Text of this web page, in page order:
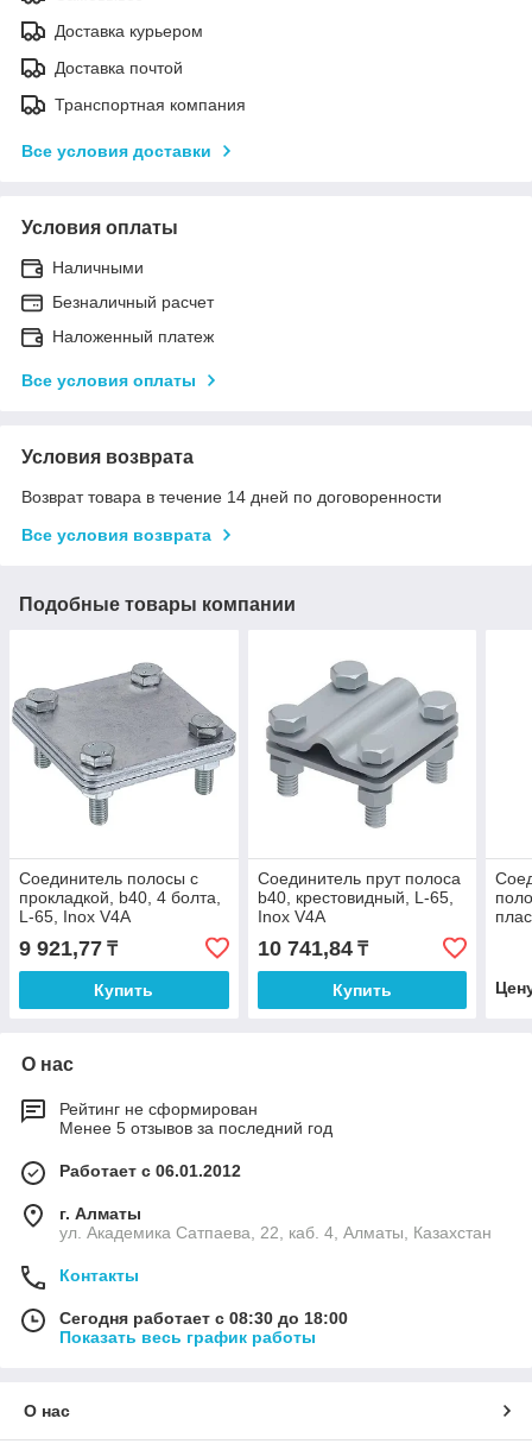
Доставка курьером
Доставка почтой
Транспортная компания
Все условия доставки
Условия оплаты
Наличными
Безналичный расчет
Наложенный платеж
Все условия оплаты
Условия возврата
Возврат товара в течение 14 дней по договоренности
Все условия возврата
Подобные товары компании
Соединитель полосы с
прокладкой, b40, 4 болта,
L-65, Inox V4A
9 921,77 ₸
Купить
Соединитель прут полоса
b40, крестовидный, L-65,
Inox V4A
10 741,84₸
Купить
О нас
Рейтинг не сформирован
Менее 5 отзывов за последний год
Работает с 06.01.2012
г. Алматы
ул. Академика Сатпаева, 22, каб. 4, Алматы, Казахстан
Контакты
Сегодня работает с 08:30 до 18:00
Показать весь график работы
О нас